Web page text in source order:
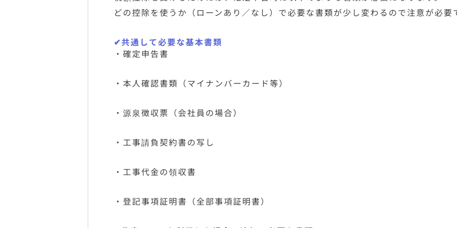
どの控除を使うか（ローンあり／なし）で必要な書類が少し変わるので注意が必要
✔共通して必要な基本書類
・確定申告書
・本人確認書類（マイナンバーカード等）
・源泉徴収票（会社員の場合）
・工事請負契約書の写し
・工事代金の領収書
・登記事項証明書（全部事項証明書）